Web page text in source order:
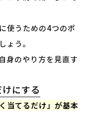
使うための4つのポ
ょう。
身のやり方を見直す
にする
当てるだけ」が基本